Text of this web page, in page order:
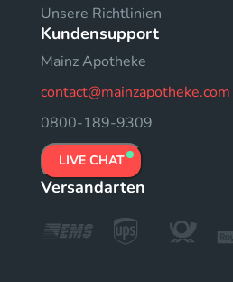
Unsere Richtlinien
Kundensupport
Mainz Apotheke
contact@mainzapotheke.com
0800-189-9309
LIVE CHAT
Versandarten